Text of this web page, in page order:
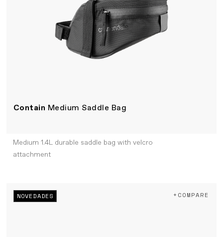
Contain Medium Saddle Bag
Medium 1.4L durable saddle bag with velcro
attachment
NOVEDADES +COMPARE